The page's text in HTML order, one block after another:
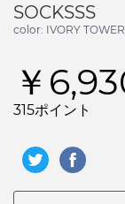
SOCKSSS
color: IVORY TOWER
￥
315ポイント